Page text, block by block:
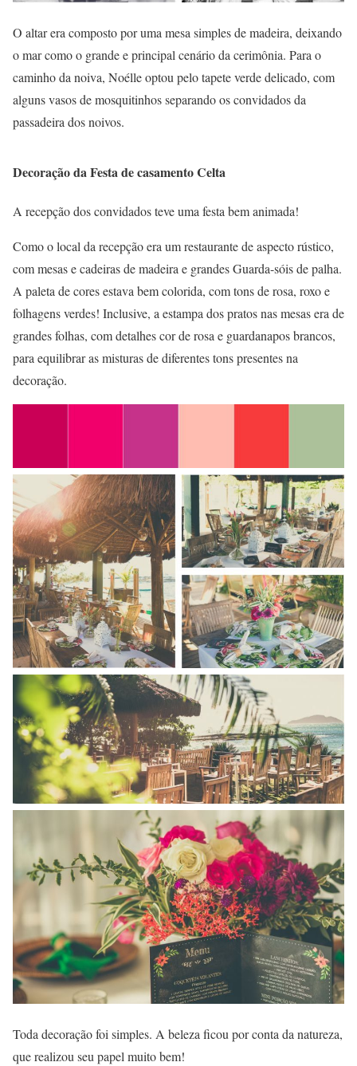
O altar era composto por uma mesa simples de madeira, deixando
o mar como o grande e principal cenário da cerimônia. Para o
caminho da noiva, Noélle optou pelo tapete verde delicado, com
alguns vasos de mosquitinhos separando os convidados da
passadeira dos noivos.
Decoração da Festa de casamento Celta
A recepção dos convidados teve uma festa bem animada!
Como o local da recepção era um restaurante de aspecto rústico,
com mesas e cadeiras de madeira e grandes Guarda-sóis de palha.
A paleta de cores estava bem colorida, com tons de rosa, roxo e
folhagens verdes! Inclusive, a estampa dos pratos nas mesas era de
grandes folhas, com detalhes cor de rosa e guardanapos brancos,
para equilibrar as misturas de diferentes tons presentes na
decoração.
Toda decoração foi simples. A beleza ficou por conta da natureza,
que realizou seu papel muito bem!